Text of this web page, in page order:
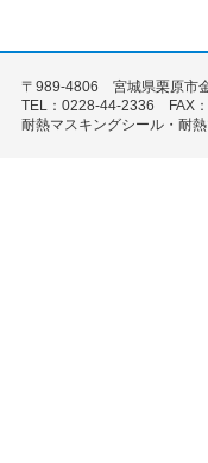
〒989-4806 宮城県栗原市
TEL：0228-44-2336 FAX
耐熱マスキングシール・耐